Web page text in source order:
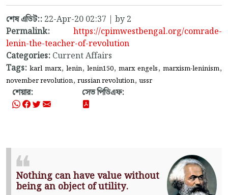
শেষ এডিট:: 22-Apr-20 02:37 | by 2
Permalink:
https://cpimwestbengal.org/comrade-
lenin-the-teacher-of-revolution
Categories: Current Affairs
Tags: karl marx, lenin,lenin150,marx engels,marxism-leninism,
november revolution, russian revolution, ussr
শেয়ার: সেভ পিডিএফ:
Nothing can have value without
being an object of utility.